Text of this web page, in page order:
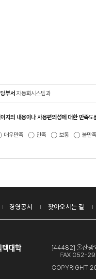
부서 자동화시스템과
지의 내용이나 사용편의성에 대한 만족도
매우만족 만족 보통 불만족
경영공시 찾아오시는 길
[44482] 울산
FAX 052-
COPYRIGHT